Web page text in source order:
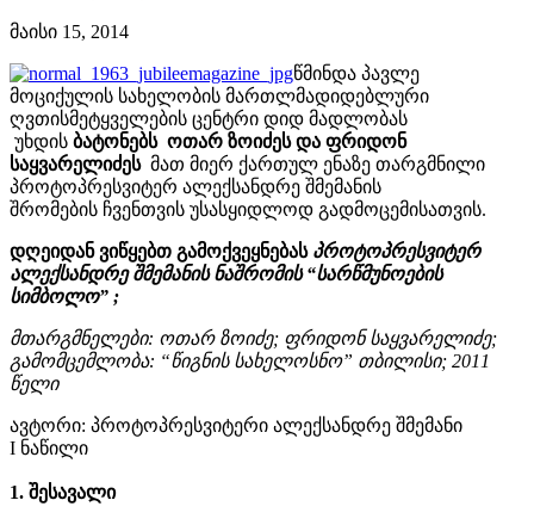
მაისი 15, 2014
წმინდა პავლე
მოციქულის სახელობის მართლმადიდებლური
ღვთისმეტყველების ცენტრი დიდ მადლობას
უხდის ბატონებს ოთარ ზოიძეს და ფრიდონ
საყვარელიძესმათ მიერ ქართულ ენაზე თარგმნილი
პროტოპრესვიტერ ალექსანდრე შმემანის
შრომების ჩვენთვის უსასყიდლოდ გადმოცემისათვის.
დღეიდან ვიწყებთ გამოქვეყნებასპროტოპრესვიტერ
ალექსანდრე შმემანის ნაშრომის “სარწმუნოების
სიმბოლო” ;
მთარგმნელები: ოთარ ზოიძე; ფრიდონ საყვარელიძე;
გამომცემლობა: “წიგნის სახელოსნო” თბილისი; 2011
წელი
ავტორი: პროტოპრესვიტერი ალექსანდრე შმემანი
I ნაწილი
1. შესავალი